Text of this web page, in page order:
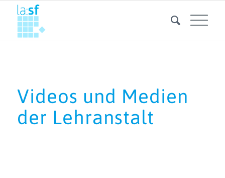
Videos und Medien
der Lehranstalt